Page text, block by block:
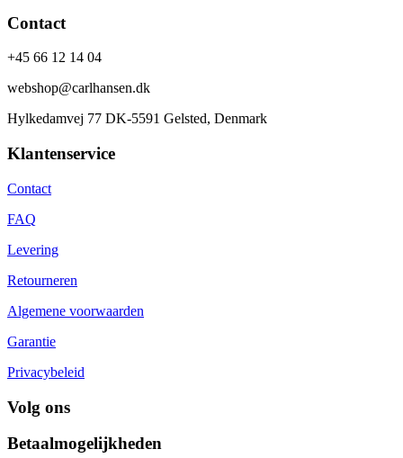
Contact
+45 66 12 14 04
webshop@carlhansen.dk
Hylkedamvej 77 DK-5591 Gelsted, Denmark
Klantenservice
Contact
FAQ
Levering
Retourneren
Algemene voorwaarden
Garantie
Privacybeleid
Volg ons
Betaalmogelijkheden